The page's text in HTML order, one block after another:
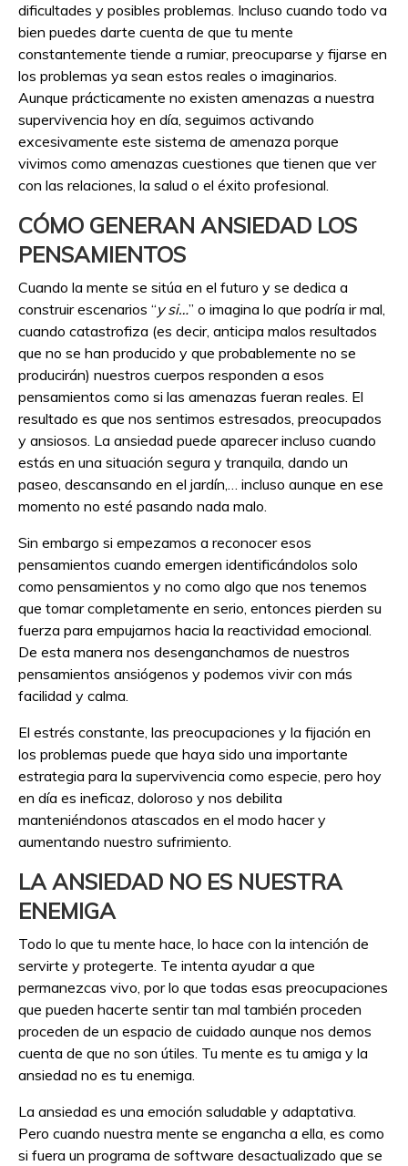
dificultades y posibles problemas. Incluso cuando todo va
bien puedes darte cuenta de que tu mente
constantemente tiende a rumiar, preocuparse y fijarse en
los problemas ya sean estos reales o imaginarios.
Aunque prácticamente no existen amenazas a nuestra
supervivencia hoy en día, seguimos activando
excesivamente este sistema de amenaza porque
vivimos como amenazas cuestiones que tienen que ver
con las relaciones, la salud o el éxito profesional.
CÓMO GENERAN ANSIEDAD LOS
PENSAMIENTOS
Cuando la mente se sitúa en el futuro y se dedica a
construir escenarios “y si…” o imagina lo que podría ir mal,
cuando catastrofiza (es decir, anticipa malos resultados
que no se han producido y que probablemente no se
producirán) nuestros cuerpos responden a esos
pensamientos como si las amenazas fueran reales. El
resultado es que nos sentimos estresados, preocupados
y ansiosos. La ansiedad puede aparecer incluso cuando
estás en una situación segura y tranquila, dando un
paseo, descansando en el jardín,… incluso aunque en ese
momento no esté pasando nada malo.
Sin embargo si empezamos a reconocer esos
pensamientos cuando emergen identificándolos solo
como pensamientos y no como algo que nos tenemos
que tomar completamente en serio, entonces pierden su
fuerza para empujarnos hacia la reactividad emocional.
De esta manera nos desenganchamos de nuestros
pensamientos ansiógenos y podemos vivir con más
facilidad y calma.
El estrés constante, las preocupaciones y la fijación en
los problemas puede que haya sido una importante
estrategia para la supervivencia como especie, pero hoy
en día es ineficaz, doloroso y nos debilita
manteniéndonos atascados en el modo hacer y
aumentando nuestro sufrimiento.
LA ANSIEDAD NO ES NUESTRA
ENEMIGA
Todo lo que tu mente hace, lo hace con la intención de
servirte y protegerte. Te intenta ayudar a que
permanezcas vivo, por lo que todas esas preocupaciones
que pueden hacerte sentir tan mal también proceden
proceden de un espacio de cuidado aunque nos demos
cuenta de que no son útiles. Tu mente es tu amiga y la
ansiedad no es tu enemiga.
La ansiedad es una emoción saludable y adaptativa.
Pero cuando nuestra mente se engancha a ella, es como
si fuera un programa de software desactualizado que se